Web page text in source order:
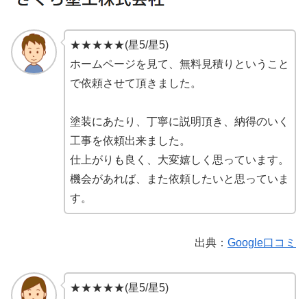
★★★★★(星5/星5)
ホームページを見て、無料見積りということ
で依頼させて頂きました。
塗装にあたり、丁寧に説明頂き、納得のいく
工事を依頼出来ました。
仕上がりも良く、大変嬉しく思っています。
機会があれば、また依頼したいと思っていま
す。
出典： Google口コミ
★★★★★(星5/星5)